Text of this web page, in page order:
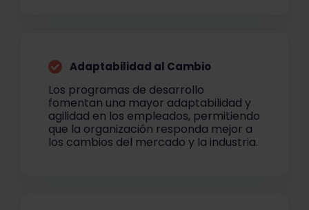
Adaptabilidad al Cambio
Los programas de desarrollo
fomentan una mayor adaptabilidad y
agilidad en los empleados, permitiendo
que la organización responda mejor a
los cambios del mercado y la industria.